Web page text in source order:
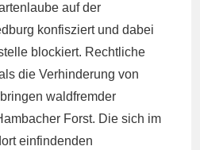
auf der
konfisziert und dabei
blockiert. Rechtliche
die Verhinderung von
waldfremder
Forst. Die sich im
einfindenden